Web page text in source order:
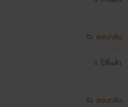
ตอบกลับ
5 ปีที่แล้ว
ตอบกลับ